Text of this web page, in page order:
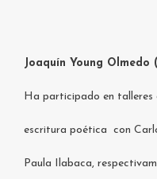
Joaquín Young Olmedo
Ha participado en talleres
escritura poética con
Paula Ilabaca,